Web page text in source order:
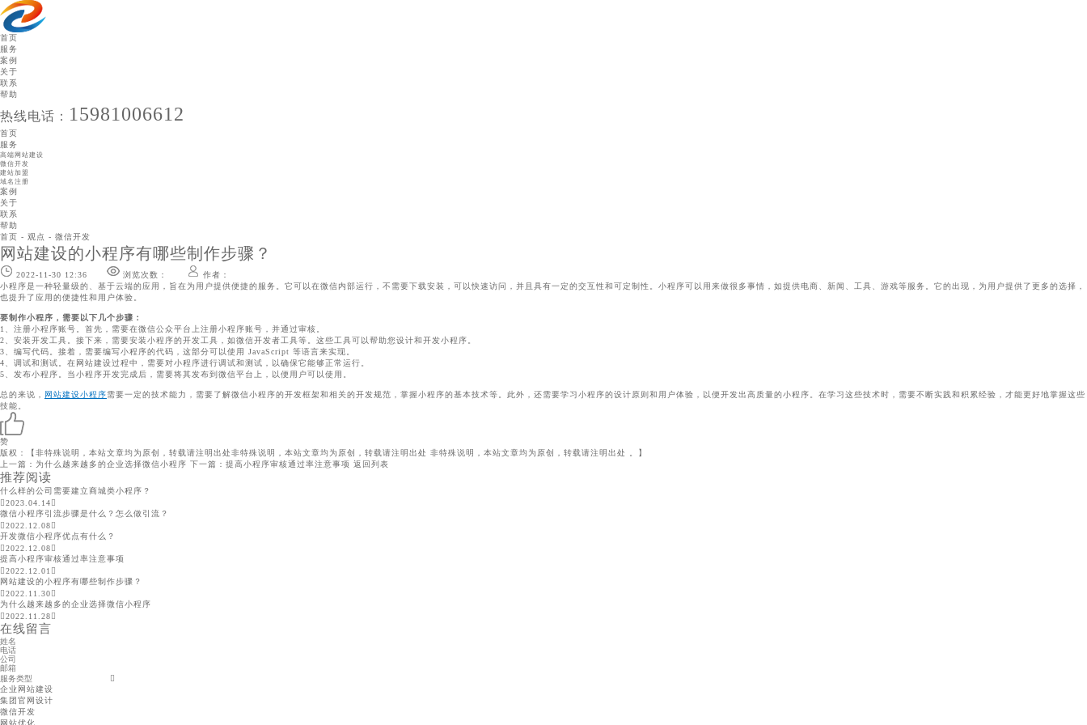
首页
服务
案例
关于
联系
帮助
热线电话： 15981006612
首页
服务
高端网站建设
微信开发
建站加盟
域名注册
案例
关于
联系
帮助
高端网站建设
微信开发
建站加盟
域名注册
高端网站建设
完善网站设计项目，不仅是打造视觉新体验，更在于创造用户体验和注重细节品质、打造行业标杆品牌形象，庞智科技集策划、创意、产品设计、网络技术、传播推广于一体，提供线上线下融合服务解决方案，通过行业分析和市场调研为网站进行互联网品牌定位，让您的品牌网
首页 - 观点 - 微信开发
网站建设的小程序有哪些制作步骤？
2022-11-30 12:36 浏览次数：
作者：
小程序是一种轻量级的、基于云端的应用，旨在为用户提供便捷的服务。它可以在微信内部运行，不需要下载安装，可以快速访问，并且具有一定的交互性和可定制性。小程序可以用来做很多事情，如提供电商、新闻、工具、游戏等服务。它的出现，为用户提供了更多的选择，
也提升了应用的便捷性和用户体验。
要制作小程序，需要以下几个步骤：
1、注册小程序账号。首先，需要在微信公众平台上注册小程序账号，并通过审核。
2、安装开发工具。接下来，需要安装小程序的开发工具，如微信开发者工具等。这些工具可以帮助您设计和开发小程序。
3、编写代码。接着，需要编写小程序的代码，这部分可以使用 JavaScript 等语言来实现。
4、调试和测试。在网站建设过程中，需要对小程序进行调试和测试，以确保它能够正常运行。
5、发布小程序。当小程序开发完成后，需要将其发布到微信平台上，以便用户可以使用。
总的来说， 网站建设小程序需要一定的技术能力，需要了解微信小程序的开发框架和相关的开发规范，掌握小程序的基本技术等。此外，还需要学习小程序的设计原则和用户体验，以便开发出高质量的小程序。在学习这些技术时，需要不断实践和积累经验，才能更好地掌握这些
技能。
赞
版权：【非特殊说明，本站文章均为原创，转载请注明出处非特殊说明，本站文章均为原创，转载请注明出处 非特殊说明，本站文章均为原创，转载请注明出处 。】
上一篇：为什么越来越多的企业选择微信小程序 下一篇：提高小程序审核通过率注意事项 返回列表
推荐阅读
什么样的公司需要建立商城类小程序？
2023.04.14
微信小程序引流步骤是什么？怎么做引流？
2022.12.08
开发微信小程序优点有什么？
2022.12.08
提高小程序审核通过率注意事项
2022.12.01
网站建设的小程序有哪些制作步骤？
2022.11.30
为什么越来越多的企业选择微信小程序
2022.11.28
在线留言
企业网站建设
集团官网设计
微信开发
网站优化